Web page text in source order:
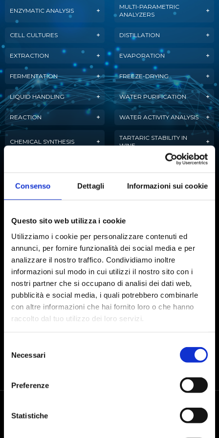
Consenso Dettagli Informazioni sui cookie
Questo sito web utilizza i cookie
Utilizziamo i cookie per personalizzare contenuti ed
annunci, per fornire funzionalità dei social media e per
analizzare il nostro traffico. Condividiamo inoltre
informazioni sul modo in cui utilizzi il nostro sito con i
nostri partner che si occupano di analisi dei dati web,
pubblicità e social media, i quali potrebbero combinarle
con altre informazioni che hai fornito loro o che hanno
raccolto dal tuo utilizzo dei loro servizi.
delNecessari
Preferenze
Statistiche
ENZYMATIC ANALYSIS
MULTI-PARAMETRIC
ANALYZERS
CELL CULTURES DISTILLATION
EXTRACTION EVAPORATION
FERMENTATION FREEZE-DRYING
LIQUID HANDLING WATER PURIFICATION
REACTION WATER ACTIVITY ANALYSIS
CHEMICAL SYNTHESIS
TARTARIC STABILITY IN
WINE
Subscribe to our newsletter
I agree to the processing of personal data after reading thedata
processing policy
SEND